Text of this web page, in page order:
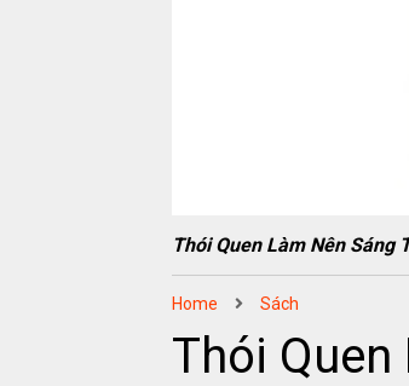
Thói Quen Làm Nên Sáng
Home Sách
Thói Quen